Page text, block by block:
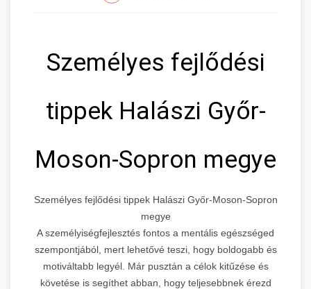
Személyes fejlődési
tippek Halászi Győr-
Moson-Sopron megye
Személyes fejlődési tippek Halászi Győr-Moson-Sopron
megye
A személyiségfejlesztés fontos a mentális egészséged
szempontjából, mert lehetővé teszi, hogy boldogabb és
motiváltabb legyél. Már pusztán a célok kitűzése és
követése is segíthet abban, hogy teljesebbnek érezd